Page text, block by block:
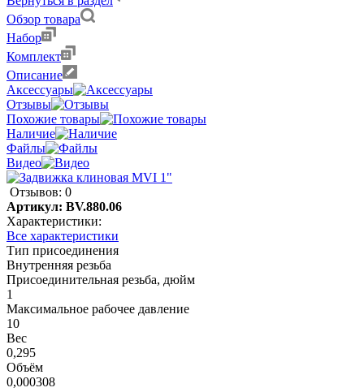
Обзор товара
Набор
Комплект
Описание
Аксессуары
Отзывы
Похожие товары
Наличие
Файлы
Видео
Отзывов: 0
Артикул: BV.880.06
Характеристики:
Все характеристики
Тип присоединения
Внутренняя резьба
Присоединительная резьба, дюйм
1
Максимальное рабочее давление
10
Вес
0,295
Объём
0,000308